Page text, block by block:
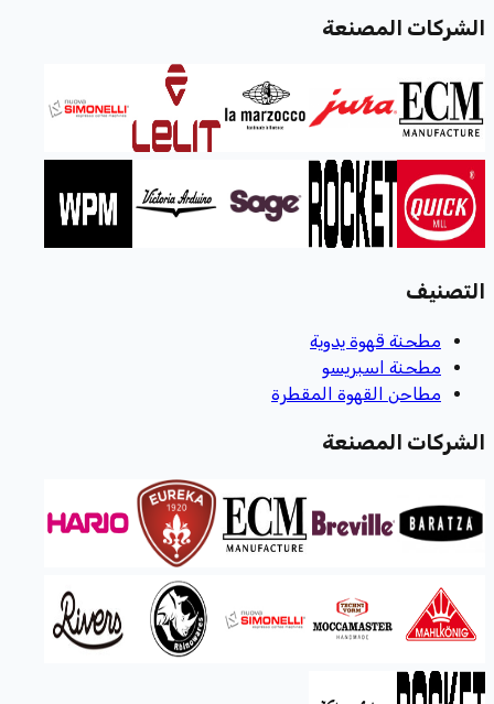
الشركات المصنعة
التصنيف
مطحنة قهوة يدوية
مطحنة اسبريسو
مطاحن القهوة المقطرة
الشركات المصنعة